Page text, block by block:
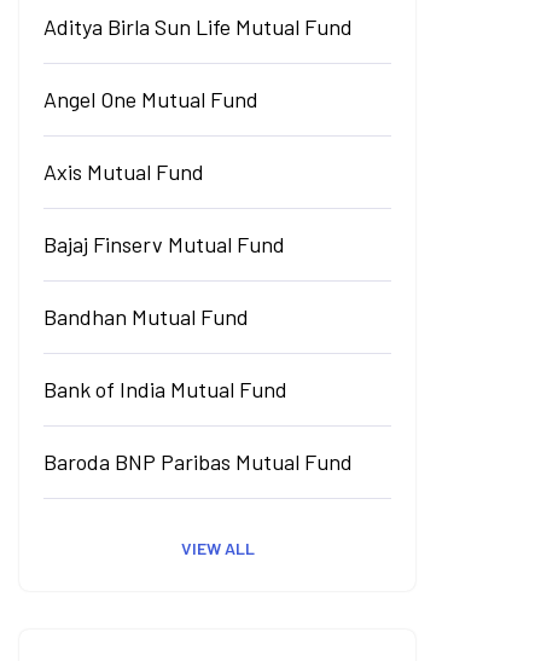
Aditya Birla Sun Life Mutual Fund
Angel One Mutual Fund
Axis Mutual Fund
Bajaj Finserv Mutual Fund
Bandhan Mutual Fund
Bank of India Mutual Fund
Baroda BNP Paribas Mutual Fund
VIEW ALL